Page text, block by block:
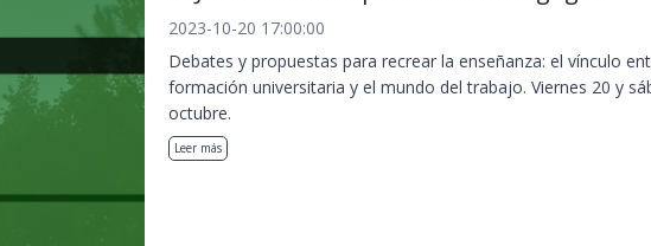
2023-10-20 17:00:00
Debates y propuestas para recrear la enseñanza: el vínculo
formación universitaria y el mundo del trabajo. Viernes 20 y
octubre.
Leer más